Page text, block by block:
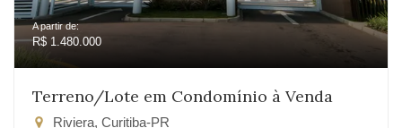
A partir de:
R$ 1.480.000
Terreno/Lote em Condomínio à Venda
Riviera, Curitiba-PR